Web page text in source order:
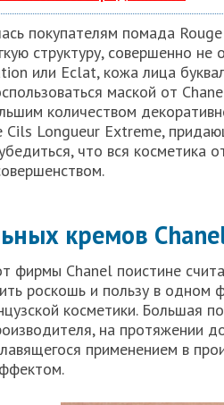
покупателям помада
структуру, совершенно
или Eclat, кожа лица
маской от
количеством
Cils Longueur Extreme,
что вся косметика
кремов
фирмы Chanel поистине
роскошь и пользу в одном
косметики. Большая
на протяжении
применением в